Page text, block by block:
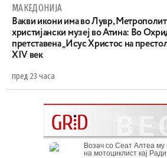
МАКЕДОНИЈА
Вакви икони има во Лувр,
христијански музеј во Атина: Во
претставена „Исус Христос на
XIV век
пред 23 часа